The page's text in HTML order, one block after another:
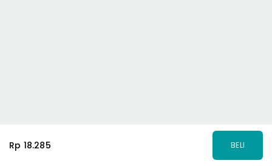
Rp 18.285 BELI